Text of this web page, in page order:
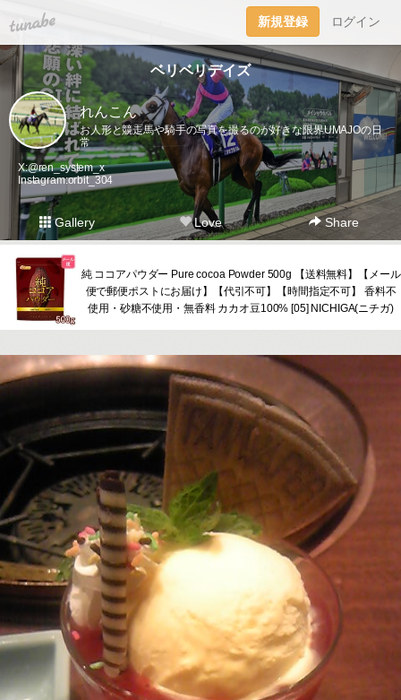
tuna.be 新規登録 ログイン
ベリベリデイズ
れんこん
お人形と競走馬や騎手の写真を撮るのが好きな限界UMAJOの日
常
X:@ren_system_x
Instagram:orbit_304
Gallery Love Share
純 ココアパウダー Pure cocoa Powder 500g 【送料無料】【メール
便で郵便ポストにお届け】【代引不可】【時間指定不可】 香料不
使用・砂糖不使用・無香料 カカオ豆100% [05] NICHIGA(ニチガ)